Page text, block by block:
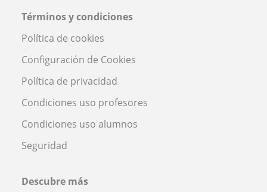
Términos y condiciones
Política de cookies
Configuración de Cookies
Política de privacidad
Condiciones uso profesores
Condiciones uso alumnos
Seguridad
Descubre más